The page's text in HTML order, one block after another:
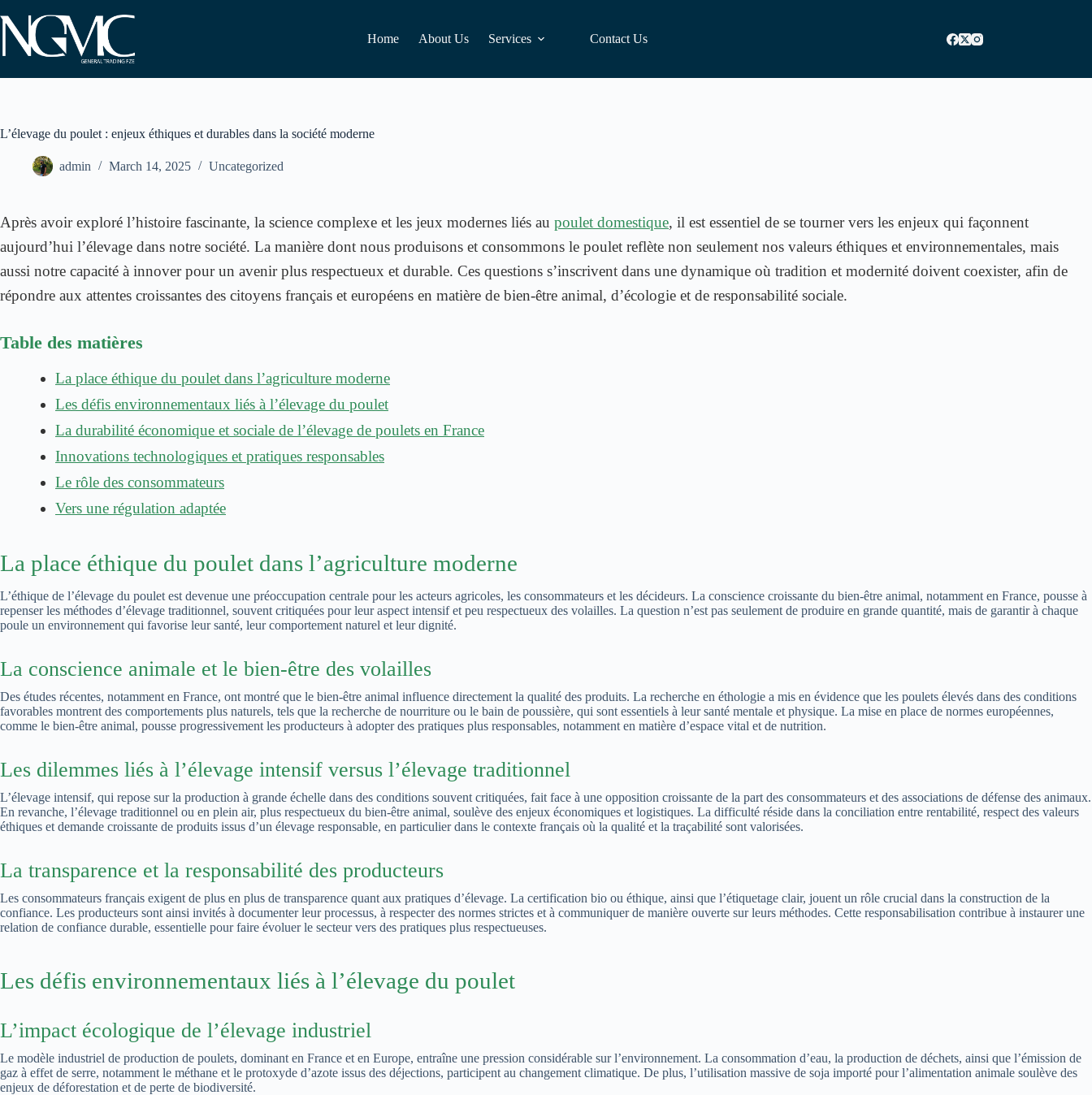
to
content
Home About Us Services Contact Us
L’élevage du poulet : enjeux éthiques et durables dans la société moderne
admin March 14, 2025 Uncategorized
Après avoir exploré l’histoire fascinante, la science complexe et les jeux modernes liés au poulet domestique, il est essentiel de se tourner vers les enjeux qui façonnent
aujourd’hui l’élevage dans notre société. La manière dont nous produisons et consommons le poulet reflète non seulement nos valeurs éthiques et environnementales, mais
aussi notre capacité à innover pour un avenir plus respectueux et durable. Ces questions s’inscrivent dans une dynamique où tradition et modernité doivent coexister, afin de
répondre aux attentes croissantes des citoyens français et européens en matière de bien-être animal, d’écologie et de responsabilité sociale.
Table des matières
La place éthique du poulet dans l’agriculture moderne
Les défis environnementaux liés à l’élevage du poulet
La durabilité économique et sociale de l’élevage de poulets en France
Innovations technologiques et pratiques responsables
Le rôle des consommateurs
Vers une régulation adaptée
La place éthique du poulet dans l’agriculture moderne
L’éthique de l’élevage du poulet est devenue une préoccupation centrale pour les acteurs agricoles, les consommateurs et les décideurs. La conscience croissante du bien-être animal, notamment en France, pousse à
repenser les méthodes d’élevage traditionnel, souvent critiquées pour leur aspect intensif et peu respectueux des volailles. La question n’est pas seulement de produire en grande quantité, mais de garantir à chaque
poule un environnement qui favorise leur santé, leur comportement naturel et leur dignité.
La conscience animale et le bien-être des volailles
Des études récentes, notamment en France, ont montré que le bien-être animal influence directement la qualité des produits. La recherche en éthologie a mis en évidence que les poulets élevés dans des conditions
favorables montrent des comportements plus naturels, tels que la recherche de nourriture ou le bain de poussière, qui sont essentiels à leur santé mentale et physique. La mise en place de normes européennes,
comme le bien-être animal, pousse progressivement les producteurs à adopter des pratiques plus responsables, notamment en matière d’espace vital et de nutrition.
Les dilemmes liés à l’élevage intensif versus l’élevage traditionnel
L’élevage intensif, qui repose sur la production à grande échelle dans des conditions souvent critiquées, fait face à une opposition croissante de la part des consommateurs et des associations de défense des animaux.
En revanche, l’élevage traditionnel ou en plein air, plus respectueux du bien-être animal, soulève des enjeux économiques et logistiques. La difficulté réside dans la conciliation entre rentabilité, respect des valeurs
éthiques et demande croissante de produits issus d’un élevage responsable, en particulier dans le contexte français où la qualité et la traçabilité sont valorisées.
La transparence et la responsabilité des producteurs
Les consommateurs français exigent de plus en plus de transparence quant aux pratiques d’élevage. La certification bio ou éthique, ainsi que l’étiquetage clair, jouent un rôle crucial dans la construction de la
confiance. Les producteurs sont ainsi invités à documenter leur processus, à respecter des normes strictes et à communiquer de manière ouverte sur leurs méthodes. Cette responsabilisation contribue à instaurer une
relation de confiance durable, essentielle pour faire évoluer le secteur vers des pratiques plus respectueuses.
Les défis environnementaux liés à l’élevage du poulet
L’impact écologique de l’élevage industriel
Le modèle industriel de production de poulets, dominant en France et en Europe, entraîne une pression considérable sur l’environnement. La consommation d’eau, la production de déchets, ainsi que l’émission de
gaz à effet de serre, notamment le méthane et le protoxyde d’azote issus des déjections, participent au changement climatique. De plus, l’utilisation massive de soja importé pour l’alimentation animale soulève des
enjeux de déforestation et de perte de biodiversité.